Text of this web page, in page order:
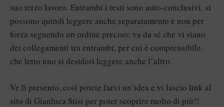
suo terzo lavoro. Entrambi i testi sono auto-conclusivi, si
possono quindi leggere anche separatamente e non per
forza seguendo un ordine preciso: va da sé che vi siano
dei collegamenti tra entrambi, per cui è comprensibile
che letto uno si desideri leggere anche l’altro.
Ve li presento, così potete farvi un’idea e vi lascio link al
sito di Gianluca Stisi per poter scoprire molto di più!!